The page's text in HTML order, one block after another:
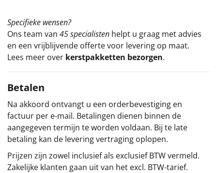
Specifieke wensen?
Ons team van 45 specialisten helpt u graag met advies
en een vrijblijvende offerte voor levering op maat.
Lees meer over kerstpakketten bezorgen.
Betalen
Na akkoord ontvangt u een orderbevestiging en
factuur per e-mail. Betalingen dienen binnen de
aangegeven termijn te worden voldaan. Bij te late
betaling kan de levering vertraging oplopen.
Prijzen zijn zowel inclusief als exclusief BTW vermeld.
Zakelijke klanten gaan uit van het excl. BTW-tarief.